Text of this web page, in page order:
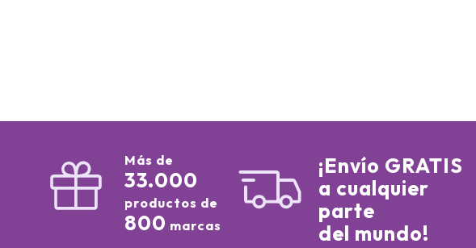
Más de
33.000
productos de
800 marcas
¡Envío GRATIS
a cualquier
parte
del mundo!